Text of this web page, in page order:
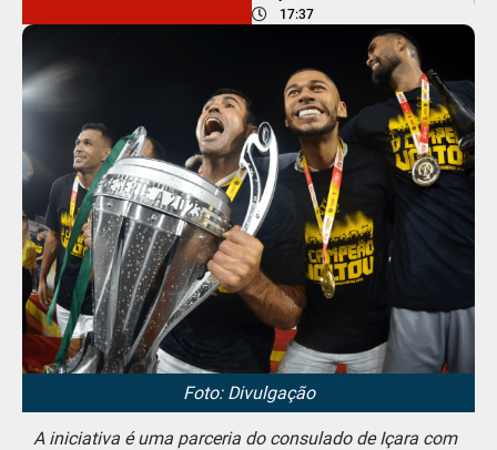
17:37
Foto: Divulgação
A iniciativa é uma parceria do consulado de Içara com